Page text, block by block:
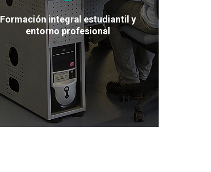
Formación integral estudiantil y
entorno profesional